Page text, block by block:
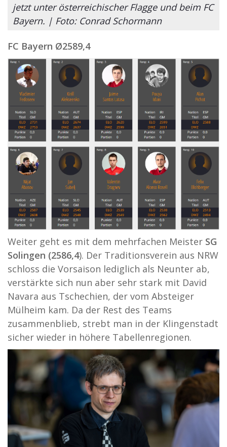
jetzt unter österreichischer Flagge und beim FC
Bayern. | Foto: Conrad Schormann
FC Bayern Ø2589,4
Weiter geht es mit dem mehrfachen Meister SG
Solingen (2586,4). Der Traditionsverein aus NRW
schloss die Vorsaison lediglich als Neunter ab,
verstärkte sich nun aber sehr stark mit David
Navara aus Tschechien, der vom Absteiger
Mülheim kam. Da der Rest des Teams
zusammenblieb, strebt man in der Klingenstadt
sicher wieder in höhere Tabellenregionen.